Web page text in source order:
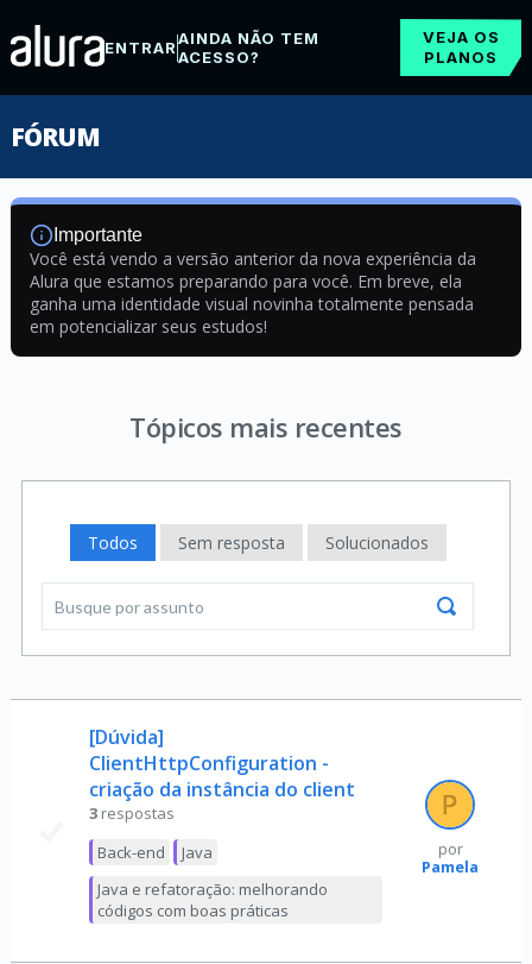
ENTRARAINDA NÃO TEM
ACESSO?
VEJA OS
PLANOS
FÓRUM
Importante
Você está vendo a versão anterior da nova experiência da
Alura que estamos preparando para você. Em breve, ela
ganha uma identidade visual novinha totalmente pensada
em potencializar seus estudos!
Tópicos mais recentes
Todos Sem resposta Solucionados
[Dúvida]
ClientHttpConfiguration -
criação da instância do client
3 respostas
Back-end
Java
Java e refatoração: melhorando
códigos com boas práticas
por
Pamela